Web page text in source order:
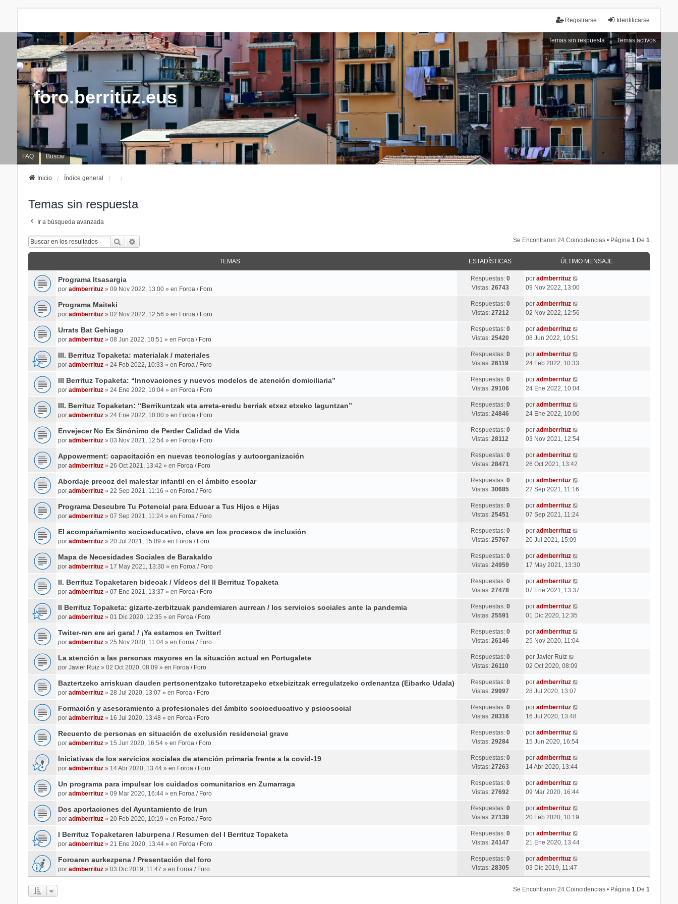
Identificarse
Registrarse
Temas sin respuesta Temas activos
foro.berrituz.eus
FAQ Buscar
Inicio Índice general
Temas sin respuesta
Ir a búsqueda avanzada
Buscar Se Encontraron 24 Coincidencias • Página1 De1
TEMAS ESTADÍSTICAS ÚLTIMO MENSAJE
Programa Itsasargia
por admberrituz» 09 Nov 2022, 13:00 » en Foroa / Foro
Respuestas: 0
Vistas: 26743
por admberrituz
09 Nov 2022, 13:00
Programa Maiteki
por admberrituz» 02 Nov 2022, 12:56 » en Foroa / Foro
Respuestas: 0
Vistas: 27212
por admberrituz
02 Nov 2022, 12:56
Urrats Bat Gehiago
por admberrituz» 08 Jun 2022, 10:51 » en Foroa / Foro
Respuestas: 0
Vistas: 25420
por admberrituz
08 Jun 2022, 10:51
III. Berrituz Topaketa: materialak / materiales
por admberrituz» 24 Feb 2022, 10:33 » en Foroa / Foro
Respuestas: 0
Vistas:26119
por admberrituz
24 Feb 2022, 10:33
III Berrituz Topaketa: “Innovaciones y nuevos modelos de atención domiciliaria”
por admberrituz» 24 Ene 2022, 10:04 » en Foroa / Foro
Respuestas: 0
Vistas: 29106
por admberrituz
24 Ene 2022, 10:04
III. Berrituz Topaketan: “Berrikuntzak eta arreta-eredu berriak etxez etxeko laguntzan”
por admberrituz» 24 Ene 2022, 10:00 » en Foroa / Foro
Respuestas: 0
Vistas: 24846
por admberrituz
24 Ene 2022, 10:00
Envejecer No Es Sinónimo de Perder Calidad de Vida
por admberrituz» 03 Nov 2021, 12:54 » en Foroa / Foro
Respuestas: 0
Vistas:28112
por admberrituz
03 Nov 2021, 12:54
Appowerment: capacitación en nuevas tecnologías y autoorganización
por admberrituz» 26 Oct 2021, 13:42 » en Foroa / Foro
Respuestas: 0
Vistas: 28471
por admberrituz
26 Oct 2021, 13:42
Abordaje precoz del malestar infantil en el ámbito escolar
por admberrituz» 22 Sep 2021, 11:16 » en Foroa / Foro
Respuestas: 0
Vistas: 30685
por admberrituz
22 Sep 2021, 11:16
Programa Descubre Tu Potencial para Educar a Tus Hijos e Hijas
por admberrituz» 07 Sep 2021, 11:24 » en Foroa / Foro
Respuestas: 0
Vistas: 25451
por admberrituz
07 Sep 2021, 11:24
El acompañamiento socioeducativo, clave en los procesos de inclusión
por admberrituz» 20 Jul 2021, 15:09 » en Foroa / Foro
Respuestas: 0
Vistas: 25767
por admberrituz
20 Jul 2021, 15:09
Mapa de Necesidades Sociales de Barakaldo
por admberrituz» 17 May 2021, 13:30 » en Foroa / Foro
Respuestas: 0
Vistas: 24959
por admberrituz
17 May 2021, 13:30
II. Berrituz Topaketaren bideoak / Vídeos del II Berrituz Topaketa
por admberrituz» 07 Ene 2021, 13:37 » en Foroa / Foro
Respuestas: 0
Vistas: 27478
por admberrituz
07 Ene 2021, 13:37
II Berrituz Topaketa: gizarte-zerbitzuak pandemiaren aurrean / los servicios sociales ante la pandemia
por admberrituz» 01 Dic 2020, 12:35 » en Foroa / Foro
Respuestas: 0
Vistas: 25591
por admberrituz
01 Dic 2020, 12:35
Twiter-ren ere ari gara! / ¡Ya estamos en Twitter!
por admberrituz» 25 Nov 2020, 11:04 » en Foroa / Foro
Respuestas: 0
Vistas: 26146
por admberrituz
25 Nov 2020, 11:04
La atención a las personas mayores en la situación actual en Portugalete
por Javier Ruiz» 02 Oct 2020, 08:09 » en Foroa / Foro
Respuestas: 0
Vistas:26110
por Javier Ruiz
02 Oct 2020, 08:09
Baztertzeko arriskuan dauden pertsonentzako tutoretzapeko etxebizitzak erregulatzeko ordenantza (Eibarko Udala)
por admberrituz» 28 Jul 2020, 13:07 » en Foroa / Foro
Respuestas: 0
Vistas: 29997
por admberrituz
28 Jul 2020, 13:07
Formación y asesoramiento a profesionales del ámbito socioeducativo y psicosocial
por admberrituz» 16 Jul 2020, 13:48 » en Foroa / Foro
Respuestas: 0
Vistas: 28316
por admberrituz
16 Jul 2020, 13:48
Recuento de personas en situación de exclusión residencial grave
por admberrituz» 15 Jun 2020, 16:54 » en Foroa / Foro
Respuestas: 0
Vistas: 29284
por admberrituz
15 Jun 2020, 16:54
Iniciativas de los servicios sociales de atención primaria frente a la covid-19
por admberrituz» 14 Abr 2020, 13:44 » en Foroa / Foro
Respuestas: 0
Vistas: 27263
por admberrituz
14 Abr 2020, 13:44
Un programa para impulsar los cuidados comunitarios en Zumarraga
por admberrituz» 09 Mar 2020, 16:44 » en Foroa / Foro
Respuestas: 0
Vistas: 27692
por admberrituz
09 Mar 2020, 16:44
Dos aportaciones del Ayuntamiento de Irun
por admberrituz» 20 Feb 2020, 10:19 » en Foroa / Foro
Respuestas: 0
Vistas: 27139
por admberrituz
20 Feb 2020, 10:19
I Berrituz Topaketaren laburpena / Resumen del I Berrituz Topaketa
por admberrituz» 21 Ene 2020, 13:44 » en Foroa / Foro
Respuestas: 0
Vistas: 24147
por admberrituz
21 Ene 2020, 13:44
Foroaren aurkezpena / Presentación del foro
por admberrituz» 03 Dic 2019, 11:47 » en Foroa / Foro
Respuestas: 0
Vistas: 28305
por admberrituz
03 Dic 2019, 11:47
Se Encontraron 24 Coincidencias • Página1 De1